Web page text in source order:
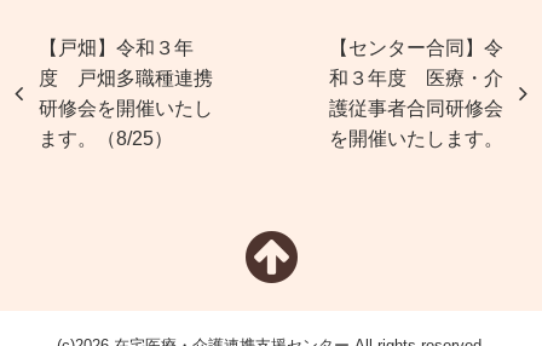
【戸畑】令和３年
度 戸畑多職種連携
研修会を開催いたし
ます。（8/25）
【センター合同】令
和３年度 医療・介
護従事者合同研修会
を開催いたします。